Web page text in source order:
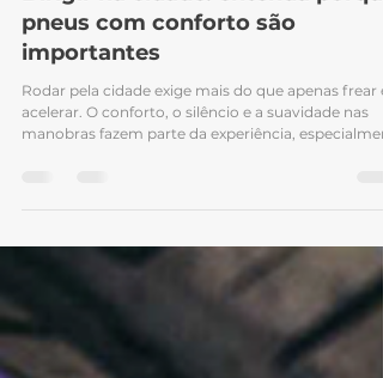
14 de nov. de 2025
Dirigir na cidade: entenda porquê
pneus com conforto são
importantes
condução agradável, com estrutura flexível e baixo
ruído, é essencial para melhorar a experiência na
pneus para uso urbano e alguns modelos que se
destacam quando o assunto é rolamen